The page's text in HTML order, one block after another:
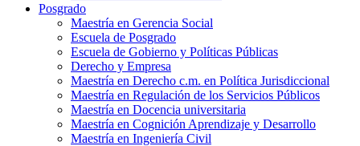
Posgrado
Maestría en Gerencia Social
Escuela de Posgrado
Escuela de Gobierno y Políticas Públicas
Derecho y Empresa
Maestría en Derecho c.m. en Política Jurisdiccional
Maestría en Regulación de los Servicios Públicos
Maestría en Docencia universitaria
Maestría en Cognición Aprendizaje y Desarrollo
Maestría en Ingeniería Civil